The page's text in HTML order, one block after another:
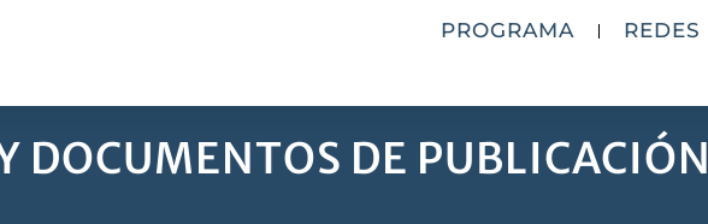
PROGRAMA REDES
DOCUMENTOS DE PUBLICACIÓN